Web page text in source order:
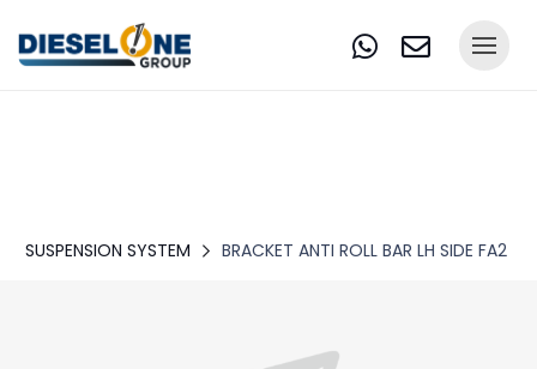
SUSPENSION SYSTEM BRACKET ANTI ROLL BAR LH SIDE FA2